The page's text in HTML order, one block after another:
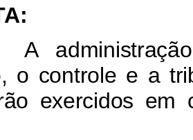
administração
o controle e a
exercidos em